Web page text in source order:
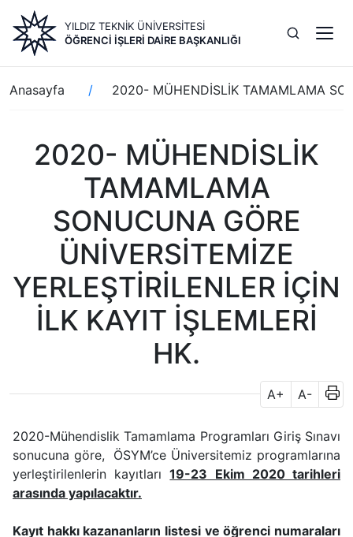
içeriğe
atla
YILDIZ TEKNİK ÜNİVERSİTESİ
ÖĞRENCI İŞLERI DAIRE BAŞKANLIĞI
Sayfa
yolu
Anasayfa 2020- MÜHENDİSLİK TAMAMLAMA
2020- MÜHENDİSLİK
TAMAMLAMA
SONUCUNA GÖRE
ÜNİVERSİTEMİZE
YERLEŞTİRİLENLER İÇİN
İLK KAYIT İŞLEMLERİ
HK.
A+ A-
2020-Mühendislik Tamamlama Programları Giriş Sınavı
sonucuna göre, ÖSYM’ce Üniversitemiz programlarına
yerleştirilenlerin kayıtları19-23 Ekim 2020 tarihleri
arasında yapılacaktır.
Kayıt hakkı kazananların listesi ve öğrenci numaraları